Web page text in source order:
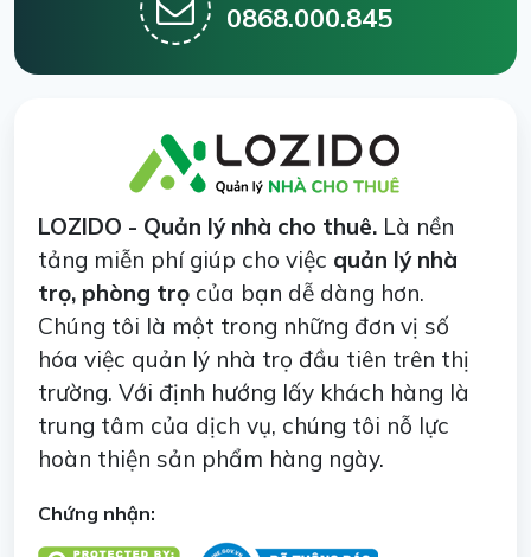
0868.000.845
LOZIDO - Quản lý nhà cho thuê. Là nền
tảng miễn phí giúp cho việc quản lý nhà
trọ, phòng trọ của bạn dễ dàng hơn.
Chúng tôi là một trong những đơn vị số
hóa việc quản lý nhà trọ đầu tiên trên thị
trường. Với định hướng lấy khách hàng là
trung tâm của dịch vụ, chúng tôi nỗ lực
hoàn thiện sản phẩm hàng ngày.
Chứng nhận: